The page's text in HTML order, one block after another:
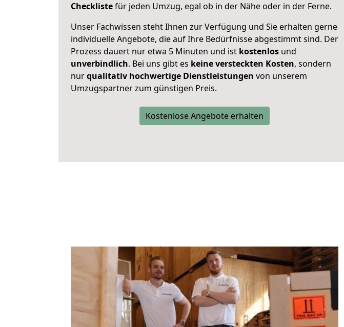
Checklistefür jeden Umzug, egal ob in der Nähe oder in der Ferne.
Unser Fachwissen steht Ihnen zur Verfügung und Sie erhalten gerne
individuelle Angebote, die auf Ihre Bedürfnisse abgestimmt sind. Der
Prozess dauert nur etwa 5 Minuten und ist kostenlos und
unverbindlich. Bei uns gibt es keine versteckten Kosten, sondern
nurqualitativ hochwertige Dienstleistungen von unserem
Umzugspartner zum günstigen Preis.
Kostenlose Angebote erhalten